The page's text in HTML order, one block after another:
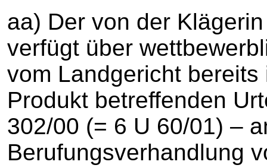
aa) Der von der
verfügt über
vom Landgericht
Produkt betreffenden
302/00 (= 6 U 60/01) –
Berufungsverhandlung